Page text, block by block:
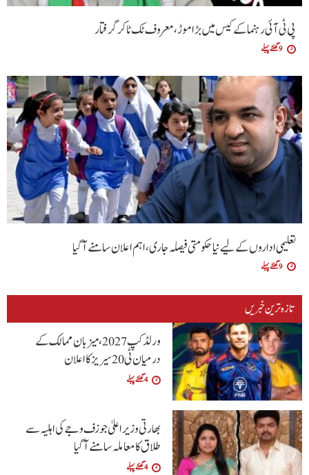
پی ٹی آئی رہنما کے کیس میں بڑا موڑ، معروف ٹک ٹاکر گرفتار
9 گھنٹے پہلے
تعلیمی اداروں کے لیے نیا حکومتی فیصلہ جاری، اہم اعلان سامنے آگیا
9 گھنٹے پہلے
تازہ ترین خبریں
ورلڈ کپ 2027، میزبان ممالک کے
درمیان ٹی20 سیریز کا اعلان
4 گھنٹے پہلے
بھارتی وزیراعلیٰ جوزف وجے کی اہلیہ سے
طلاق کا معاملہ سامنے آگیا
4 گھنٹے پہلے